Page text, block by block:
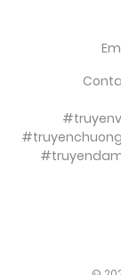
Tháng 9 28, 2025